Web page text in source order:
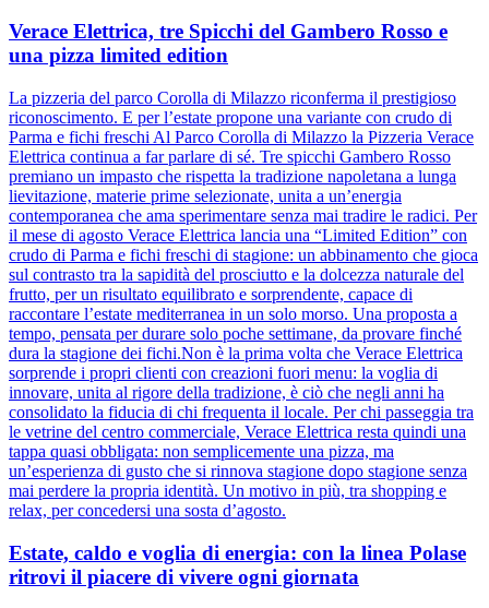
Verace Elettrica, tre Spicchi del Gambero Rosso e
una pizza limited edition
La pizzeria del parco Corolla di Milazzo riconferma il prestigioso
riconoscimento. E per l’estate propone una variante con crudo di
Parma e fichi freschi Al Parco Corolla di Milazzo la Pizzeria Verace
Elettrica continua a far parlare di sé. Tre spicchi Gambero Rosso
premiano un impasto che rispetta la tradizione napoletana a lunga
lievitazione, materie prime selezionate, unita a un’energia
contemporanea che ama sperimentare senza mai tradire le radici. Per
il mese di agosto Verace Elettrica lancia una “Limited Edition” con
crudo di Parma e fichi freschi di stagione: un abbinamento che gioca
sul contrasto tra la sapidità del prosciutto e la dolcezza naturale del
frutto, per un risultato equilibrato e sorprendente, capace di
raccontare l’estate mediterranea in un solo morso. Una proposta a
tempo, pensata per durare solo poche settimane, da provare finché
dura la stagione dei fichi.Non è la prima volta che Verace Elettrica
sorprende i propri clienti con creazioni fuori menu: la voglia di
innovare, unita al rigore della tradizione, è ciò che negli anni ha
consolidato la fiducia di chi frequenta il locale. Per chi passeggia tra
le vetrine del centro commerciale, Verace Elettrica resta quindi una
tappa quasi obbligata: non semplicemente una pizza, ma
un’esperienza di gusto che si rinnova stagione dopo stagione senza
mai perdere la propria identità. Un motivo in più, tra shopping e
relax, per concedersi una sosta d’agosto.
Estate, caldo e voglia di energia: con la linea Polase
ritrovi il piacere di vivere ogni giornata